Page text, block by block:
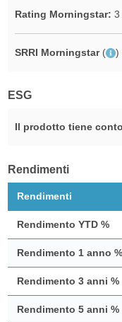
Rating Morningstar: 3
SRRI Morningstar ( )
ESG
Il prodotto tiene
Rendimenti
Rendimenti
Rendimento YTD %
Rendimento 1 anno %
Rendimento 3 anni %
Rendimento 5 anni %